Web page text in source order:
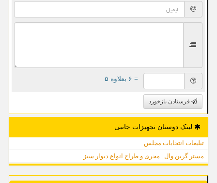
= ۶ بعلاوه ۵
فرستادن بازخورد
لینک دوستان تجهیزات جانبی
تبلیغات انتخابات مجلس
مستر گرین وال | مجری و طراح انواع دیوار سبز